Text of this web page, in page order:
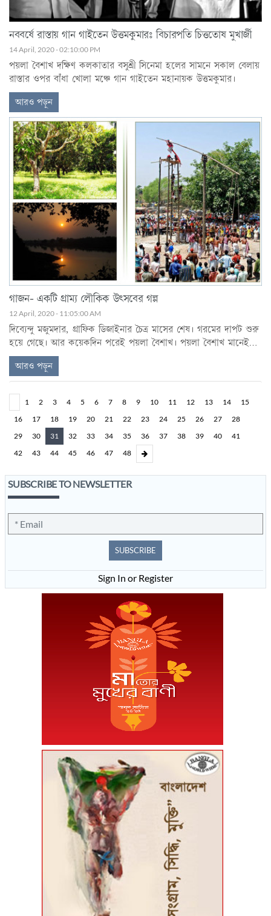
নববর্ষে রাস্তায় গান গাইতেন উত্তমকুমারঃ বিচারপতি চিত্ততোষ মুখার্জী
14 April, 2020 - 02:10:00 PM
পয়লা বৈশাখ দক্ষিণ কলকাতার বসুশ্রী সিনেমা হলের সামনে সকাল বেলায়
রাস্তার ওপর বাঁধা খোলা মঞ্চে গান গাইতেন মহানায়ক উত্তমকুমার।
আরও পড়ুন
গাজন- একটি গ্রাম্য লৌকিক উৎসবের গল্প
12 April, 2020 - 11:05:00 AM
দিব্যেন্দু মজুমদার, গ্রাফিক ডিজাইনার চৈত্র মাসের শেষ। গরমের দাপট শুরু
হয়ে গেছে। আর কয়েকদিন পরেই পয়লা বৈশাখ। পয়লা বৈশাখ মানেই
সকালে উঠেই মা‚ বাবাকে প্রনাম করে দিন শুরু হত। আজ আর বকাঝকা
নয়। আজ আমরা ছোটরা কিছু ভুল‚ দুষ্টুমি করলে পার পেয়ে যেতাম।
আজকের দিনটি ভাল না হলে সারাবছরই খারাপ যায়। মা বাবার সঙ্গে
মন্দিরে পুজো দিতে যাওয়া হত। নতুন জামা‚ নতুন জুতো। বাড়ীতে ভাল
ভাল খাবার-দাবার রান্না করতেন মা। দোকানে দোকানে হাল খাতার
নিমন্ত্রন। বিকেলে বাবার হাত ধরে দোকানে যাওয়া। অনেক ক্যালেন্ডারের
থেকে পছন্দ মত ক্যালেন্ডার দেওয়ালে ঝুলিয়ে দেওয়া। পয়লা বৈশাখ
আমাদের ছোটবেলায় এখনকার মত এত কর্পোরেট‚ আধুনিক ছিল না। ...
আরও পড়ুন
1 2 3 4 5 6 7 8 9 10 11 12 13 14
15
16
17 18 19 20 21 22 23 24 25 26 27
28
29
30 31 32 33 34 35 36 37 38 39 40
41
42
43 44 45 46 47 48
SUBSCRIBE TO NEWSLETTER
SUBSCRIBE
Sign In or Register